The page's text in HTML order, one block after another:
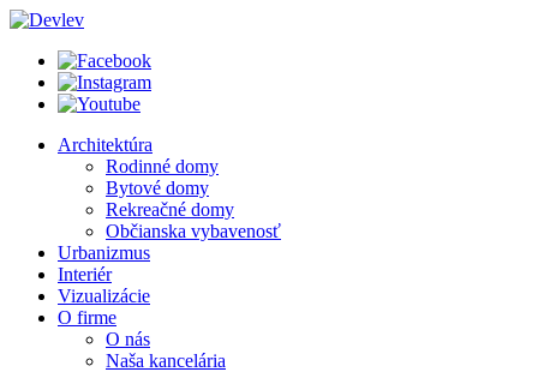
Architektúra
Rodinné domy
Bytové domy
Rekreačné domy
Občianska vybavenosť
Urbanizmus
Interiér
Vizualizácie
O firme
O nás
Naša kancelária